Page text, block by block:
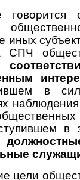
говорится
иных
СПЧ
в
в
цели